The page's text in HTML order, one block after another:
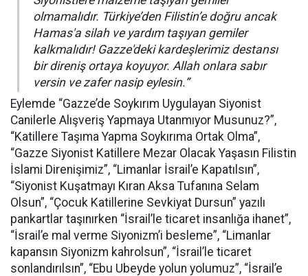
olmamalıdır. Türkiye’den Filistin’e doğru ancak
Hamas'a silah ve yardım taşıyan gemiler
kalkmalıdır! Gazze'deki kardeşlerimiz destansı
bir direniş ortaya koyuyor. Allah onlara sabır
versin ve zafer nasip eylesin.”
Eylemde “Gazze’de Soykırım Uygulayan Siyonist
Canilerle Alışveriş Yapmaya Utanmıyor Musunuz?”,
“Katillere Taşıma Yapma Soykırıma Ortak Olma”,
“Gazze Siyonist Katillere Mezar Olacak Yaşasın Filistin
İslami Direnişimiz”, “Limanlar İsrail’e Kapatılsın”,
“Siyonist Kuşatmayı Kıran Aksa Tufanına Selam
Olsun”, “Çocuk Katillerine Sevkiyat Dursun” yazılı
pankartlar taşınırken “İsrail’le ticaret insanlığa ihanet”,
“İsrail’e mal verme Siyonizm’i besleme”, “Limanlar
kapansın Siyonizm kahrolsun”, “İsrail’le ticaret
sonlandırılsın”, “Ebu Ubeyde yolun yolumuz”, “İsrail’e